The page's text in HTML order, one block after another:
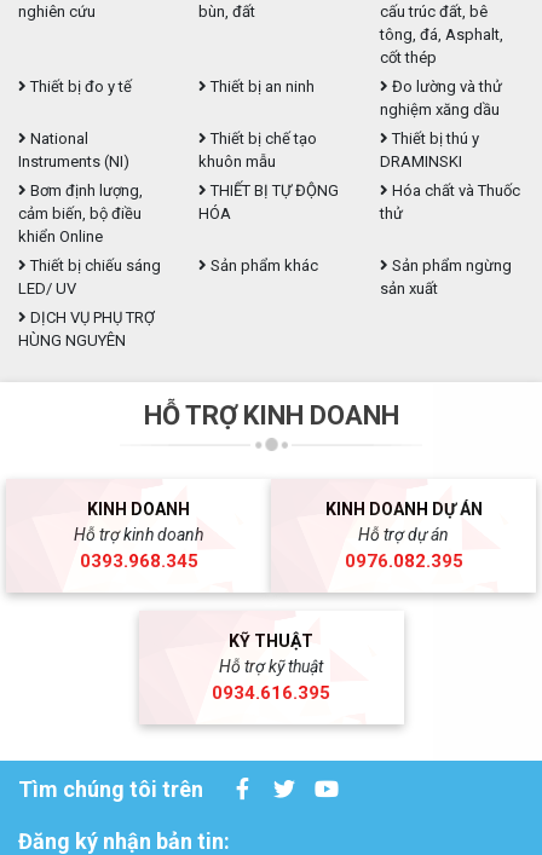
nghiên cứu
bùn, đất
cấu trúc đất, bê
tông, đá, Asphalt,
cốt thép
Thiết bị đo y tế
Thiết bị an ninh
Đo lường và thử
nghiệm xăng dầu
National
Instruments (NI)
Thiết bị chế tạo
khuôn mẫu
Thiết bị thú y
DRAMINSKI
Bơm định lượng,
cảm biến, bộ điều
khiển Online
THIẾT BỊ TỰ ĐỘNG
HÓA
Hóa chất và Thuốc
thử
Thiết bị chiếu sáng
LED/ UV
Sản phẩm khác
Sản phẩm ngừng
sản xuất
DỊCH VỤ PHỤ TRỢ
HÙNG NGUYÊN
HỖ TRỢ KINH DOANH
KINH DOANH
Hỗ trợ kinh doanh
0393.968.345
KINH DOANH DỰ ÁN
Hỗ trợ dự án
0976.082.395
KỸ THUẬT
Hỗ trợ kỹ thuật
0934.616.395
Tìm chúng tôi trên
Đăng ký nhận bản tin: